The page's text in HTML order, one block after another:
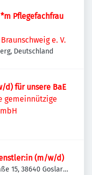
Pflegefachfrau
e. V.
Deutschland
d) für unsere BaE
gemeinnützige
(m/w/d)
15, 38640 Goslar,